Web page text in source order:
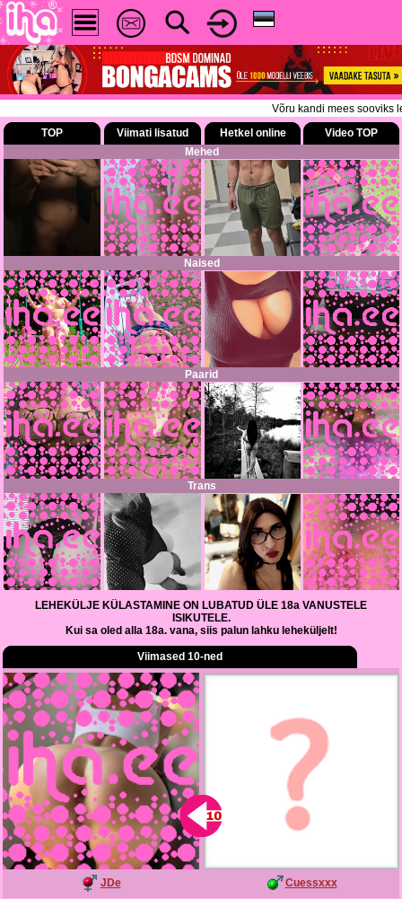
Võru kandi mees sooviks
TOP
Viimati lisatud Hetkel online
Video TOP
Mehed
Naised
Paarid
Trans
LEHEKÜLJE KÜLASTAMINE ON LUBATUD ÜLE 18a VANUSTELE
ISIKUTELE.
Kui sa oled alla 18a. vana, siis palun lahku leheküljelt!
Viimased 10-ned
JDe Cuessxxx